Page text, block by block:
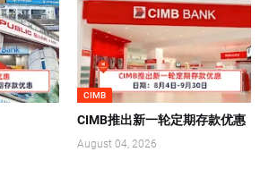
CIMB
CIMB推出新一轮定期存款优惠
August 04, 2026